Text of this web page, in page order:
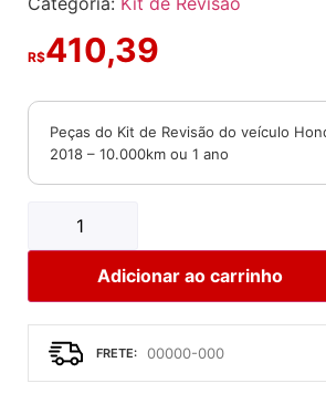
R$410,39
Peças do Kit de Revisão do veículo
2018 – 10.000km ou 1 ano
Adicionar ao carrinho